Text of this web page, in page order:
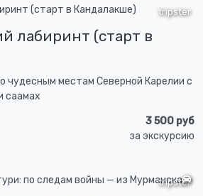
tripster
лабиринт (старт в
чудесным местам Северной Карелии с
саамах
3 500 руб
за экскурсию
tripster